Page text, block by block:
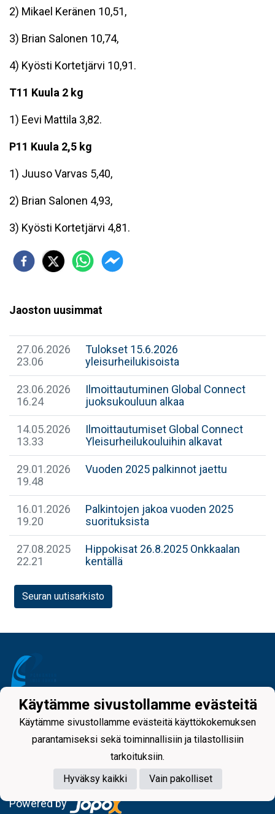
2) Mikael Keränen 10,51,
3) Brian Salonen 10,74,
4) Kyösti Kortetjärvi 10,91.
T11 Kuula 2 kg
1) Eevi Mattila 3,82.
P11 Kuula 2,5 kg
1) Juuso Varvas 5,40,
2) Brian Salonen 4,93,
3) Kyösti Kortetjärvi 4,81.
Jaoston uusimmat
27.06.2026
23.06
Tulokset 15.6.2026
yleisurheilukisoista
23.06.2026
16.24
Ilmoittautuminen Global Connect
juoksukouluun alkaa
14.05.2026
13.33
Ilmoittautumiset Global Connect
Yleisurheilukouluihin alkavat
29.01.2026
19.48
Vuoden 2025 palkinnot jaettu
16.01.2026
19.20
Palkintojen jakoa vuoden 2025
suorituksista
27.08.2025
22.21
Hippokisat 26.8.2025 Onkkaalan
kentällä
Seuran uutisarkisto
Tietosuojaseloste
Powered by
Käytämme sivustollamme evästeitä
Käytämme sivustollamme evästeitä käyttökokemuksen
parantamiseksi sekä toiminnallisiin ja tilastollisiin
tarkoituksiin.
Hyväksy kaikki
Vain pakolliset